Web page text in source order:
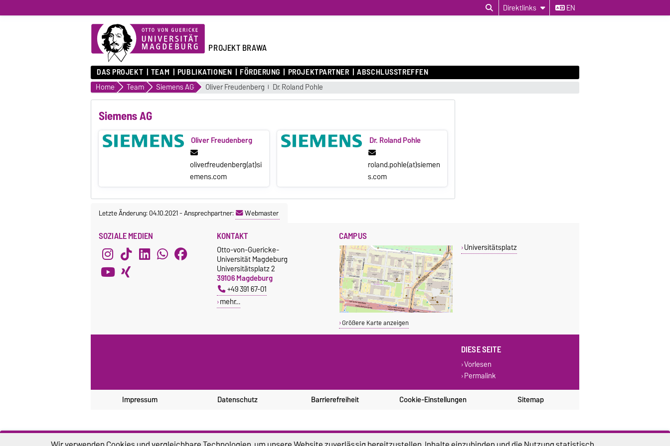
Direktlinks EN
PROJEKT BRAWA
DAS PROJEKT TEAM PUBLIKATIONEN FÖRDERUNG PROJEKTPARTNER ABSCHLUSSTREFFEN
Home Team Siemens AG Oliver Freudenberg Dr. Roland Pohle
Siemens AG
Oliver Freudenberg
oliver.freudenberg(at)si
emens.com
Dr. Roland Pohle
roland.pohle(at)siemen
s.com
Letzte Änderung: 04.10.2021-Ansprechpartner: Webmaster
SOZIALE MEDIEN KONTAKT
Otto-von-Guericke-
Universität Magdeburg
Universitätsplatz 2
39106 Magdeburg
+49 391 67-01
mehr…
CAMPUS
Größere Karte anzeigen
Universitätsplatz
DIESE SEITE
Vorlesen
Permalink
Impressum Datenschutz Barrierefreiheit Cookie-Einstellungen Sitemap